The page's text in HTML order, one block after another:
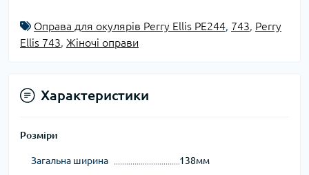
Оправа для окулярів Perry Ellis PE244 743 Perry
Ellis 743 Жіночі оправи
Характеристики
Розміри
Загальна ширина 138мм